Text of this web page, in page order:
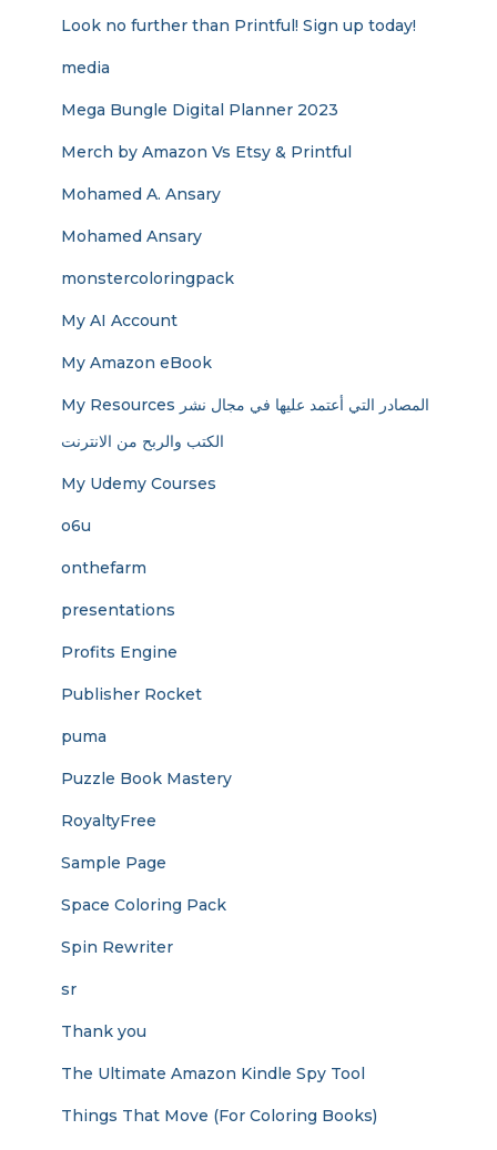
Look no further than Printful! Sign up today!
media
Mega Bungle Digital Planner 2023
Merch by Amazon Vs Etsy & Printful
Mohamed A. Ansary
Mohamed Ansary
monstercoloringpack
My AI Account
My Amazon eBook
My Resources المصادر التي أعتمد عليها في مجال نشر
الكتب والربح من الانترنت
My Udemy Courses
o6u
onthefarm
presentations
Profits Engine
Publisher Rocket
puma
Puzzle Book Mastery
RoyaltyFree
Sample Page
Space Coloring Pack
Spin Rewriter
sr
Thank you
The Ultimate Amazon Kindle Spy Tool
Things That Move (For Coloring Books)